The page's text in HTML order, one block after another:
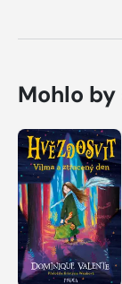
Mohlo